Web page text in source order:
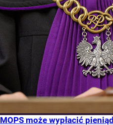
MOPS może wypłacić